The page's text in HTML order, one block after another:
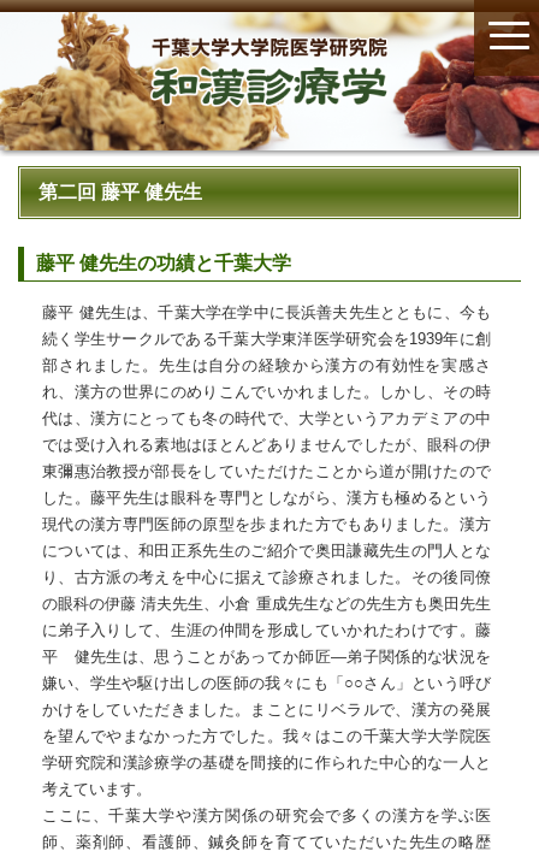
第二回 藤平 健先生
藤平 健先生の功績と千葉大学
藤平 健先生は、千葉大学在学中に長浜善夫先生とともに、今も
続く学生サークルである千葉大学東洋医学研究会を1939年に創
部されました。先生は自分の経験から漢方の有効性を実感さ
れ、漢方の世界にのめりこんでいかれました。しかし、その時
代は、漢方にとっても冬の時代で、大学というアカデミアの中
では受け入れる素地はほとんどありませんでしたが、眼科の伊
東彌惠治教授が部長をしていただけたことから道が開けたので
した。藤平先生は眼科を専門としながら、漢方も極めるという
現代の漢方専門医師の原型を歩まれた方でもありました。漢方
については、和田正系先生のご紹介で奥田謙藏先生の門人とな
り、古方派の考えを中心に据えて診療されました。その後同僚
の眼科の伊藤 清夫先生、小倉 重成先生などの先生方も奥田先生
に弟子入りして、生涯の仲間を形成していかれたわけです。藤
平 健先生は、思うことがあってか師匠―弟子関係的な状況を
嫌い、学生や駆け出しの医師の我々にも「○○さん」という呼び
かけをしていただきました。まことにリベラルで、漢方の発展
を望んでやまなかった方でした。我々はこの千葉大学大学院医
学研究院和漢診療学の基礎を間接的に作られた中心的な一人と
考えています。
ここに、千葉大学や漢方関係の研究会で多くの漢方を学ぶ医
師、薬剤師、看護師、鍼灸師を育てていただいた先生の略歴